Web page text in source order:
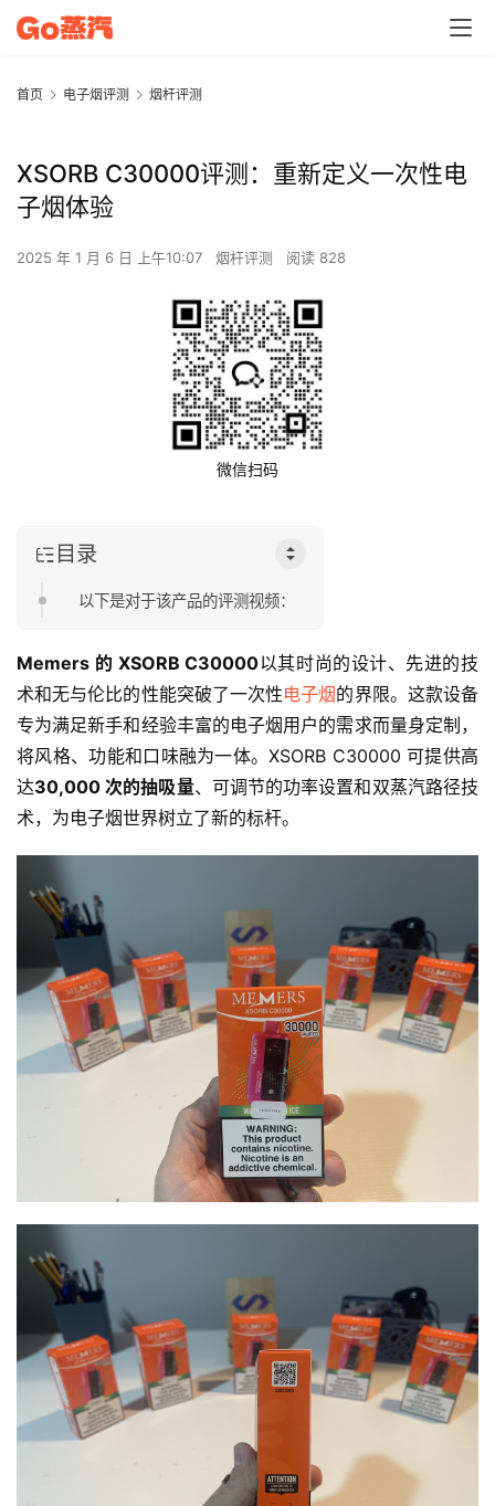
首页 电子烟评测 烟杆评测
XSORB C30000评测：重新定义一次性电
子烟体验
2025 年 1 月 6 日 上午10:07 烟杆评测 阅读 828
微信扫码
目录
以下是对于该产品的评测视频：
Memers 的 XSORB C30000以其时尚的设计、先进的技
术和无与伦比的性能突破了一次性电子烟的界限。这款设备
专为满足新手和经验丰富的电子烟用户的需求而量身定制，
将风格、功能和口味融为一体。XSORB C30000 可提供高
达30,000 次的抽吸量、可调节的功率设置和双蒸汽路径技
术，为电子烟世界树立了新的标杆。